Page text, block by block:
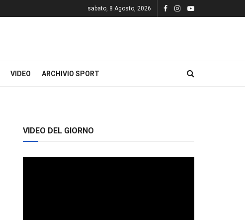
sabato, 8 Agosto, 2026
VIDEO ARCHIVIO SPORT
VIDEO DEL GIORNO